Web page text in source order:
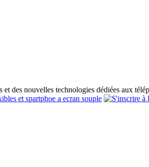
et des nouvelles technologies dédiées aux